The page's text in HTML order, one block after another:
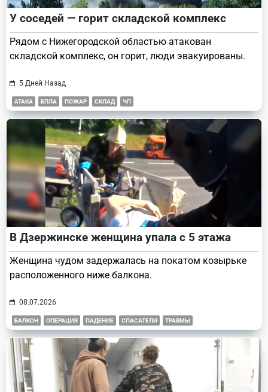
У соседей — горит складской комплекс
Рядом с Нижегородской областью атакован
складской комплекс, он горит, люди эвакуированы.
5 Дней Назад
АТАКА БПЛА ПОЖАР СКЛАД ЧП
В Дзержинске женщина упала с 5 этажа
Женщина чудом задержалась на покатом козырьке
расположенного ниже балкона.
08.07.2026
БАЛКОН ОПЕРАЦИЯ ПАДЕНИЕ СПАСАТЕЛИ ТРАВМЫ